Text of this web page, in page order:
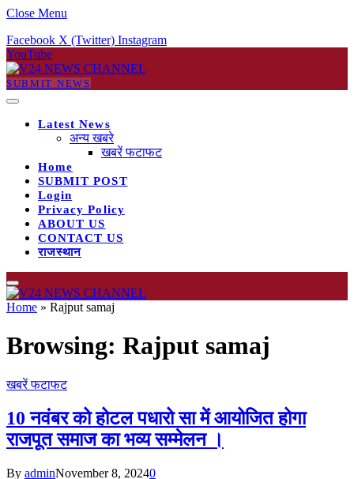
Close Menu
Facebook X (Twitter) Instagram
YouTube
SUBMIT NEWS
Latest News
अन्य खबरे
खबरें फटाफट
Home
SUBMIT POST
Login
Privacy Policy
ABOUT US
CONTACT US
राजस्थान
Home » Rajput samaj
Browsing: Rajput samaj
खबरें फटाफट
10 नवंबर को होटल पधारो सा में आयोजित होगा
राजपूत समाज का भव्य सम्मेलन ।
By adminNovember 8, 20240